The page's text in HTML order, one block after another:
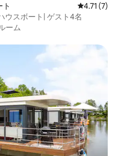
ト レビュー7
4.71 (7)
ウスボート| ゲスト4名
ーム